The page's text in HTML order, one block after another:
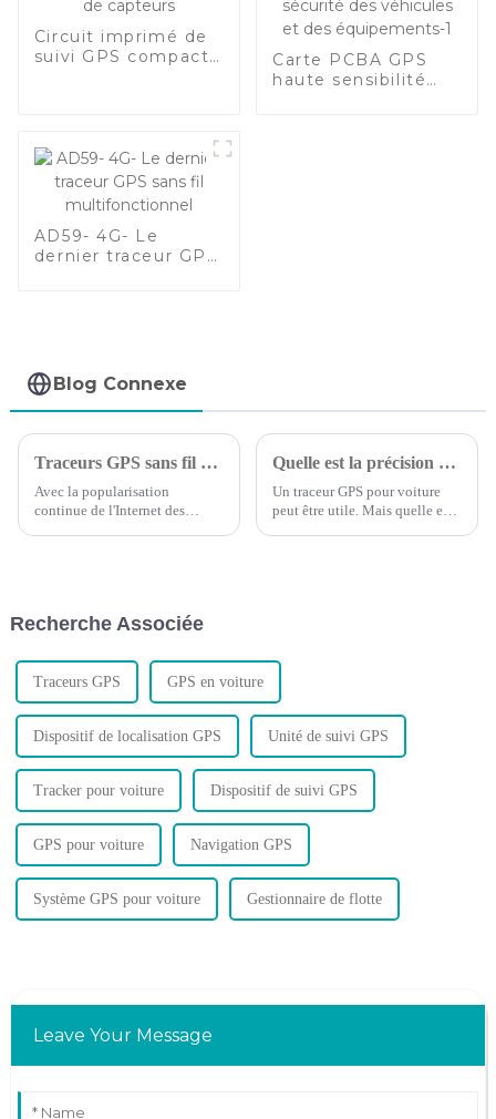
Circuit imprimé de
suivi GPS compact
intégration avancée
de capteurs
Carte PCBA GPS
haute sensibilité
AD59- 4G- Le
dernier traceur GPS
Blog Connexe
Traceurs GPS sans fil et câblés : lequel est le meilleur ?
Avec la popularisation
continue de l'Internet des
contrôler leurs voitures à tout
Quelle est la précision des dispositifs de suivi GPS pour voitures ?
Un traceur GPS pour voiture
peut être utile. Mais quelle est
Recherche Associée
Traceurs GPS GPS en voiture
Dispositif de localisation GPS Unité de suivi GPS
Tracker pour voiture Dispositif de suivi GPS
GPS pour voiture Navigation GPS
Système GPS pour voiture Gestionnaire de flotte
Leave Your Message